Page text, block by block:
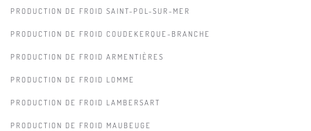
PRODUCTION DE FROID SAINT-POL-SUR-MER
PRODUCTION DE FROID COUDEKERQUE-BRANCHE
PRODUCTION DE FROID ARMENTIÈRES
PRODUCTION DE FROID LOMME
PRODUCTION DE FROID LAMBERSART
PRODUCTION DE FROID MAUBEUGE